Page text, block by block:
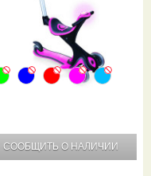
СООБЩИТЬ О НАЛИЧИИ